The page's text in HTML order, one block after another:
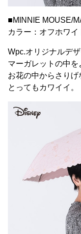
■MINNIE MOUSE/
カラー：オフホワ
Wpc.オリジナルデ
マーガレットの中を
お花の中からさり
とってもカワイイ。